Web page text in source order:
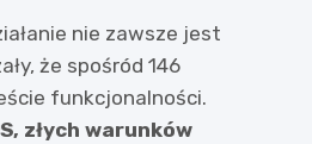
nie zawsze jest
że spośród 146
funkcjonalności.
złych warunków